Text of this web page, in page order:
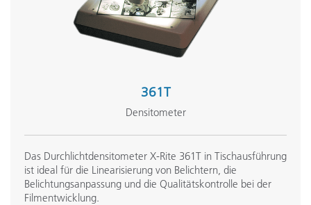
361T
Densitometer
Das Durchlichtdensitometer X-Rite 361T in Tischausführung
ist ideal für die Linearisierung von Belichtern, die
Belichtungsanpassung und die Qualitätskontrolle bei der
Filmentwicklung.